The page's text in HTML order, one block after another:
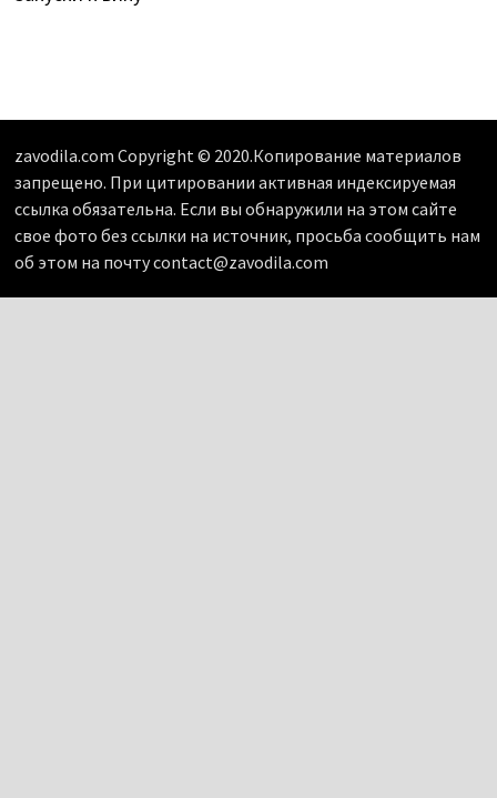
zavodila.com Copyright © 2020.Копирование материалов
запрещено. При цитировании активная индексируемая
ссылка обязательна. Если вы обнаружили на этом сайте
свое фото без ссылки на источник, просьба сообщить нам
об этом на почту contact@zavodila.com